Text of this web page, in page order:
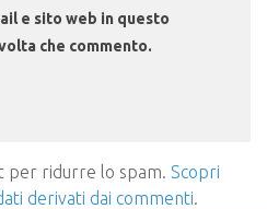
e sito web in questo
che commento.
per ridurre lo spam. Scopri
derivati dai commenti.